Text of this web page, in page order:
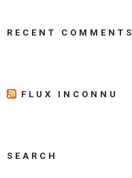
RECENT COMMENTS
FLUX INCONNU
SEARCH